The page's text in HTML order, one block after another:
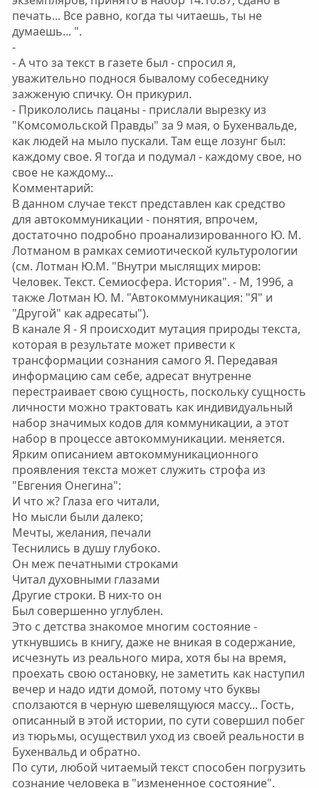
печать... Все равно, когда ты читаешь, ты не
думаешь... ".
-
- А что за текст в газете был - спросил я,
уважительно поднося бывалому собеседнику
зажженую спичку. Он прикурил.
- Прикололись пацаны - прислали вырезку из
"Комсомольской Правды" за 9 мая, о Бухенвальде,
как людей на мыло пускали. Там еще лозунг был:
каждому свое. Я тогда и подумал - каждому свое, но
свое не каждому...
Комментарий:
В данном случае текст представлен как средство
для автокоммуникации - понятия, впрочем,
достаточно подробно проанализированного Ю. М.
Лотманом в рамках семиотической культурологии
(см. Лотман Ю.М. "Внутри мыслящих миров:
Человек. Текст. Семиосфера. История". - М, 1996, а
также Лотман Ю. М. "Автокоммуникация: "Я" и
"Другой" как адресаты").
В канале Я - Я происходит мутация природы текста,
которая в результате может привести к
трансформации сознания самого Я. Передавая
информацию сам себе, адресат внутренне
перестраивает свою сущность, поскольку сущность
личности можно трактовать как индивидуальный
набор значимых кодов для коммуникации, а этот
набор в процессе автокоммуникации. меняется.
Ярким описанием автокоммуникационного
проявления текста может служить строфа из
"Евгения Онегина":
И что ж? Глаза его читали,
Но мысли были далеко;
Мечты, желания, печали
Теснились в душу глубоко.
Он меж печатными строками
Читал духовными глазами
Другие строки. В них-то он
Был совершенно углублен.
Это с детства знакомое многим состояние -
уткнувшись в книгу, даже не вникая в содержание,
исчезнуть из реального мира, хотя бы на время,
проехать свою остановку, не заметить как наступил
вечер и надо идти домой, потому что буквы
сползаются в черную шевелящуюся массу... Гость,
описанный в этой истории, по сути совершил побег
из тюрьмы, осуществил уход из своей реальности в
Бухенвальд и обратно.
По сути, любой читаемый текст способен погрузить
сознание человека в "измененное состояние".